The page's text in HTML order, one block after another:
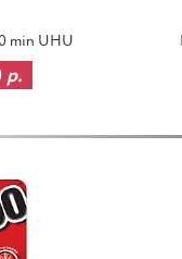
min UHU
р.